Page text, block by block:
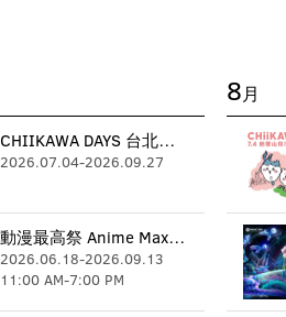
CHIIKAWA DAYS 台北特展
2026.07.04-2026.09.27
動漫最高祭 Anime Max Festival
2026.06.18-2026.09.13
11:00 AM-7:00 PM
8月